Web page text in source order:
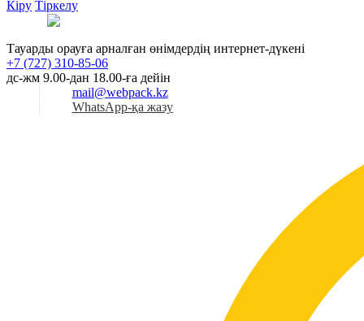
Кіру Тіркелу
Тауарды орауға арналған өнімдердің интернет-дүкені
+7 (727) 310-85-06
дс-жм 9.00-дан 18.00-ға дейін
mail@webpack.kz
WhatsApp-қа жазу